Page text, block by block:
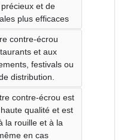
et de
plus efficaces
contre-écrou
et aux
festivals ou
distribution.
contre-écrou est
qualité et est
la rouille et à la
en cas